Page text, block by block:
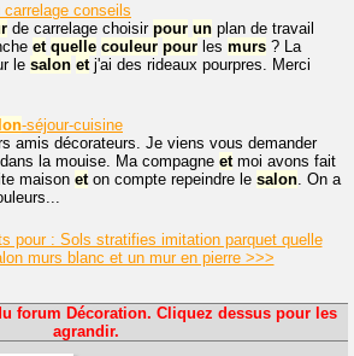
carrelage conseils
de carrelage choisir pour un plan de travail
et quelle couleur pour les murs ? La
le salon etj'ai des rideaux pourpres. Merci
-séjour-cuisine
amis décorateurs. Je viens vous demander
la mouise. Ma compagne etmoi avons fait
maison eton compte repeindre le salon. On a
pour : Sols stratifies imitation parquet quelle
murs blanc et un mur en pierre >>>
forum Décoration. Cliquez dessus pour les
agrandir.